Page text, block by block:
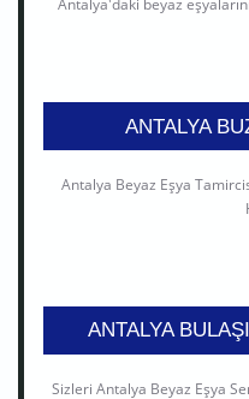
Antalya'daki beyaz
ANTALYA
Antalya Beyaz Eşya
ANTALYA
Sizleri Antalya Beyaz Eşya